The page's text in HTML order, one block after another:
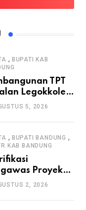
, BUPATI KAB
TPT
Legokkole
Disorot
Papan
Proyek
5, 2026
, BUPATI BANDUNG ,
KAB BANDUNG
Proyek
Terkait
K3
2, 2026